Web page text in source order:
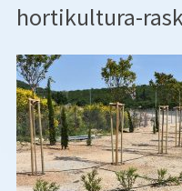
hortikultura-